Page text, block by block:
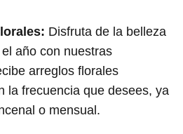
Disfruta de la belleza
año con nuestras
arreglos florales
la frecuencia que desees, ya
o mensual.